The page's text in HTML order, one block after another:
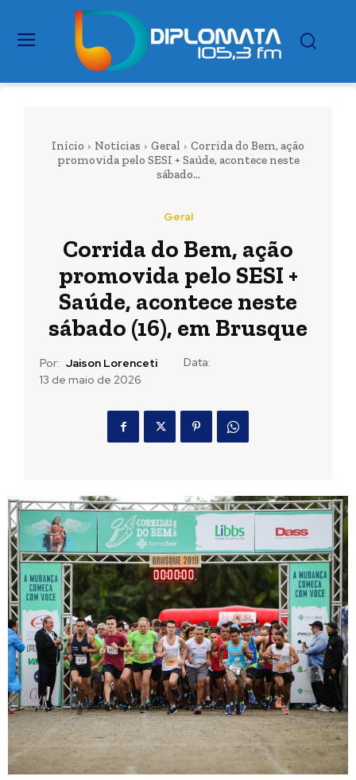
Início Notícias Geral
Corrida do Bem, ação
promovida pelo SESI + Saúde, acontece neste
sábado...
Geral
Corrida do Bem, ação
promovida pelo SESI +
Saúde, acontece neste
sábado (16), em Brusque
Por: Jaison Lorenceti
Data:
13 de maio de 2026